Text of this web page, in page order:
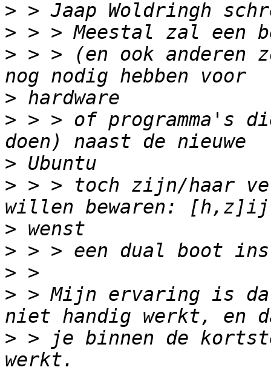
>
>
> > > (en ook anderen
>
> > > of programma's
>
> > > toch zijn/haar
>
>
>
> > Mijn ervaring is
> > je binnen de